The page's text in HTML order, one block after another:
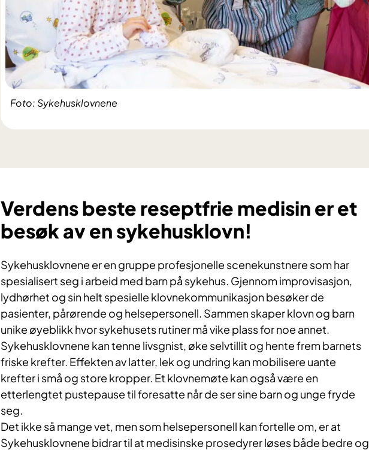
Foto: Sykehusklovnene
Verdens beste reseptfrie medisin er et
besøk av en sykehusklovn!
Sykehusklovnene er en gruppe profesjonelle scenekunstnere som har
spesialisert seg i arbeid med barn på sykehus. Gjennom improvisasjon,
lydhørhet og sin helt spesielle klovnekommunikasjon besøker de
pasienter, pårørende og helsepersonell. Sammen skaper klovn og barn
unike øyeblikk hvor sykehusets rutiner må vike plass for noe annet.
Sykehusklovnene kan tenne livsgnist, øke selvtillit og hente frem barnets
friske krefter. Effekten av latter, lek og undring kan mobilisere uante
krefter i små og store kropper. Et klovnemøte kan også være en
etterlengtet pustepause til foresatte når de ser sine barn og unge fryde
seg.
Det ikke så mange vet, men som helsepersonell kan fortelle om, er at
Sykehusklovnene bidrar til at medisinske prosedyrer løses både bedre og